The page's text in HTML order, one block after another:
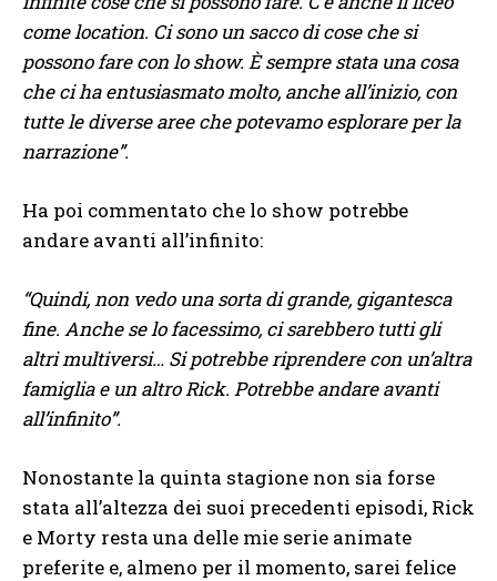
come location. Ci sono un sacco di cose che si
possono fare con lo show. È sempre stata una cosa
che ci ha entusiasmato molto, anche all’inizio, con
tutte le diverse aree che potevamo esplorare per la
narrazione”.
Ha poi commentato che lo show potrebbe
andare avanti all’infinito:
“Quindi, non vedo una sorta di grande, gigantesca
fine. Anche se lo facessimo, ci sarebbero tutti gli
altri multiversi… Si potrebbe riprendere con un’altra
famiglia e un altro Rick. Potrebbe andare avanti
all’infinito”.
Nonostante la quinta stagione non sia forse
stata all’altezza dei suoi precedenti episodi, Rick
e Morty resta una delle mie serie animate
preferite e, almeno per il momento, sarei felice